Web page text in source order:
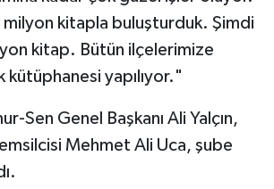
milyon kitapla buluşturduk. Şimdi
kitap. Bütün ilçelerimize
kütüphanesi yapılıyor."
Sen Genel Başkanı Ali Yalçın,
Mehmet Ali Uca, şube